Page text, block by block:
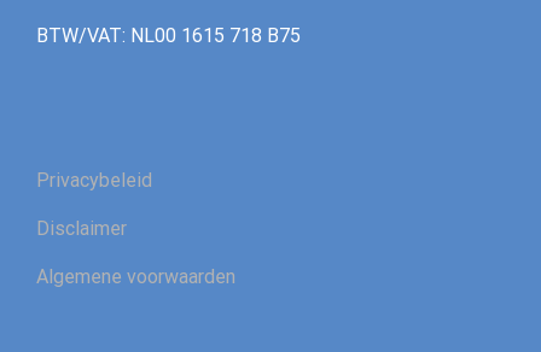
BTW/VAT: NL00 1615 718 B75
Privacybeleid
Disclaimer
Algemene voorwaarden